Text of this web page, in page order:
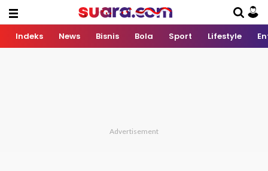
Indeks News Bisnis Bola Sport Lifestyle